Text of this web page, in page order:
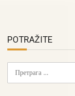
POTRAŽITE